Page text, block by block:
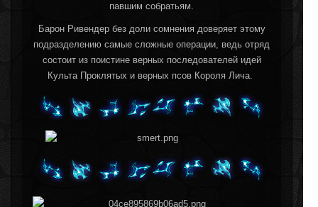
павшим собратьям.
Барон Ривендер без доли сомнения доверяет этому
подразделению самые сложные операции, ведь отряд
состоит из поистине верных последователей идей
Культа Проклятых и верных псов Короля Лича.